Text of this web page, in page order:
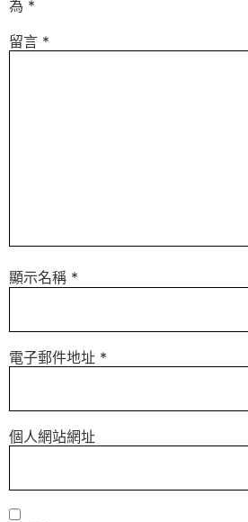
為 *
留言 *
顯示名稱 *
電子郵件地址 *
個人網站網址